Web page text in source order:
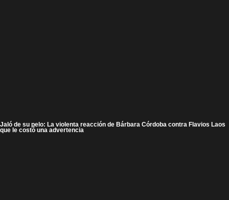
Jaló de su pelo: La violenta reacción de Bárbara Córdoba contra Flavios Laos
que le costó una advertencia